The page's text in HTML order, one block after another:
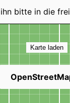
bitte in die
Karte laden